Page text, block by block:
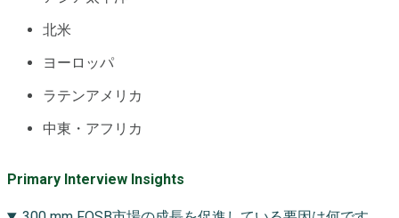
北米
ヨーロッパ
ラテンアメリカ
中東・アフリカ
Primary Interview Insights